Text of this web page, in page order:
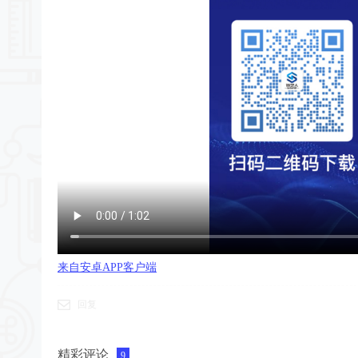
来自安卓APP客户端
精彩评论 9